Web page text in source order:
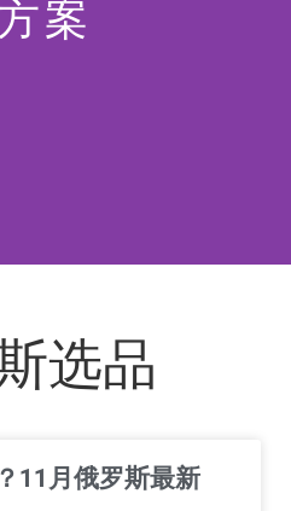
案
选品
11月俄罗斯最新